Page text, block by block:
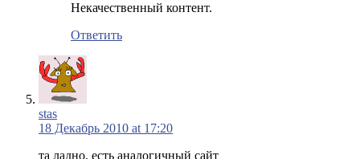
Некачественный контент.
Ответить
stas
18 Декабрь 2010 at 17:20
та ладно, есть аналогичный сайт